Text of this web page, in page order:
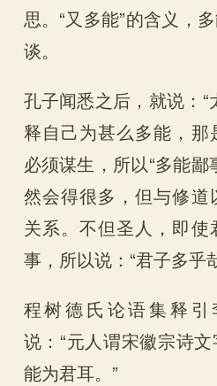
思。“又多能”的含义，
谈。
孔子闻悉之后，就说：“
释自己为甚么多能，那
必须谋生，所以“多能鄙
然会得很多，但与修道
关系。不但圣人，即
事，所以说：“君子多乎
程树德氏论语集释
说：“元人谓宋徽宗诗
能为君耳。”